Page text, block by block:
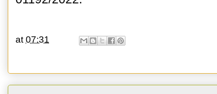
at07:31